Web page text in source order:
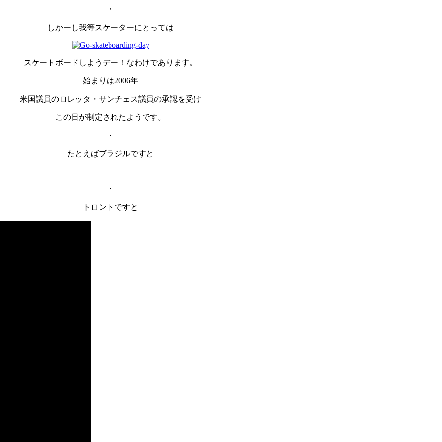
・
しかーし我等スケーターにとっては
スケートボードしようデー！なわけであります。
始まりは2006年
米国議員のロレッタ・サンチェス議員の承認を受け
この日が制定されたようです。
・
たとえばブラジルですと
・
トロントですと